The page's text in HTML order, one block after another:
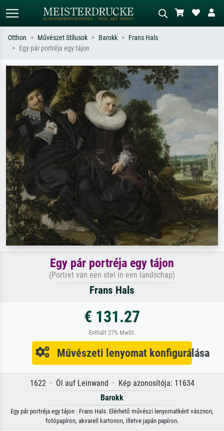
Keressen művész, műcím vagy stílus
szerint – pl. Monet, Csillagos éj,
impresszionizmus, Hokusai-hullám,
akt.
Írja le a jelenetet – pl. zöld rét, sok
piros absztrakt, sötét olajkép, álló akt
egy fa mellett.
Otthon Művészet Stílusok Barokk
Frans Hals
Egy pár portréja egy tájon
Egy pár portréja egy tájon
(Portret van een stel in een landschap)
Frans Hals
€ 131.27
Enthält 27% MwSt.
Művészeti lenyomat konfigurálása
1622 · Öl auf Leinwand · Kép azonosítója: 11634
Barokk
Egy pár portréja egy tájon · Frans Hals. Elérhető művészi lenyomatként vásznon,
fotópapíron, akvarell kartonon, illetve japán papíron.